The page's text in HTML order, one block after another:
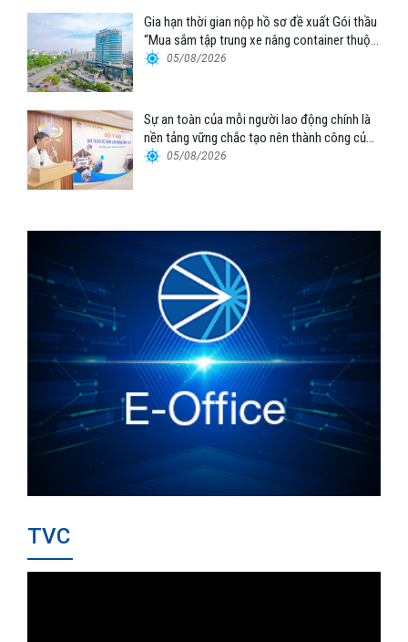
Gia hạn thời gian nộp hồ sơ đề xuất Gói thầu
“Mua sắm tập trung xe nâng container thuộc
Tổng công ty Hàng hải Việt Nam – CTCP”
05/08/2026
Sự an toàn của mỗi người lao động chính là
nền tảng vững chắc tạo nên thành công của
Cảng Đà Nẵng
05/08/2026
TVC